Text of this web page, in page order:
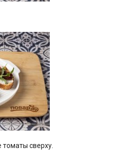
сверху.